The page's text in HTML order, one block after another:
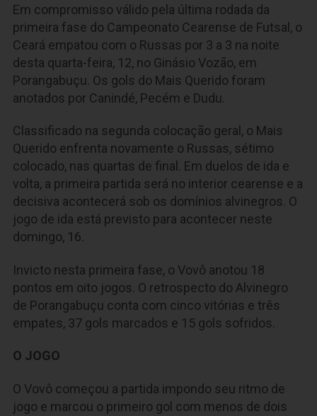
Em compromisso válido pela última rodada da
primeira fase do Campeonato Cearense de Futsal, o
Ceará empatou com o Russas por 3 a 3 na noite
desta quarta-feira, 12, no Ginásio Vozão, em
Porangabuçu. Os gols do Mais Querido foram
anotados por Canindé, Pecém e Dudu.
Classificado na segunda colocação geral, o Mais
Querido enfrenta novamente o Russas, sétimo
colocado, nas quartas de final. Em duelos de ida e
volta, a primeira partida será no interior cearense e a
decisiva acontecerá sob os domínios alvinegros. O
jogo de ida está previsto para acontecer neste
domingo, 16.
Invicto nesta primeira fase, o Vovô anotou 18
pontos em oito jogos. O retrospecto do Alvinegro
de Porangabuçu conta com cinco vitórias e três
empates, 37 gols marcados e 15 gols sofridos.
O JOGO
O Vovô começou a partida impondo seu ritmo de
jogo e marcou o primeiro gol com menos de dois